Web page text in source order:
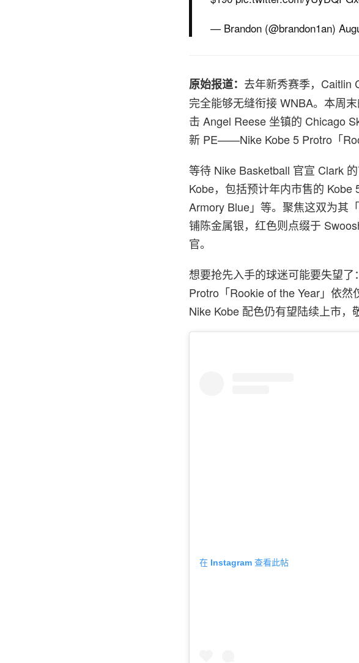
— Brandon (@brandon1an)
原始报道： 去年新秀赛季，Caitlin
完全能够无缝衔接 WNBA。本周
击 Angel Reese 坐镇的 Chicago
新 PE——Nike Kobe 5 Protro「
等待 Nike Basketball 官宣 Clark
Kobe，包括预计年内市售的
Armory Blue」等。聚焦这双为其
铺陈金属银，红色则点缀于
官。
想要抢先入手的球迷可能要失望
Protro「Rookie of the Year」依
Nike Kobe 配色仍有望陆续上市，
在 Instagram 查看此帖